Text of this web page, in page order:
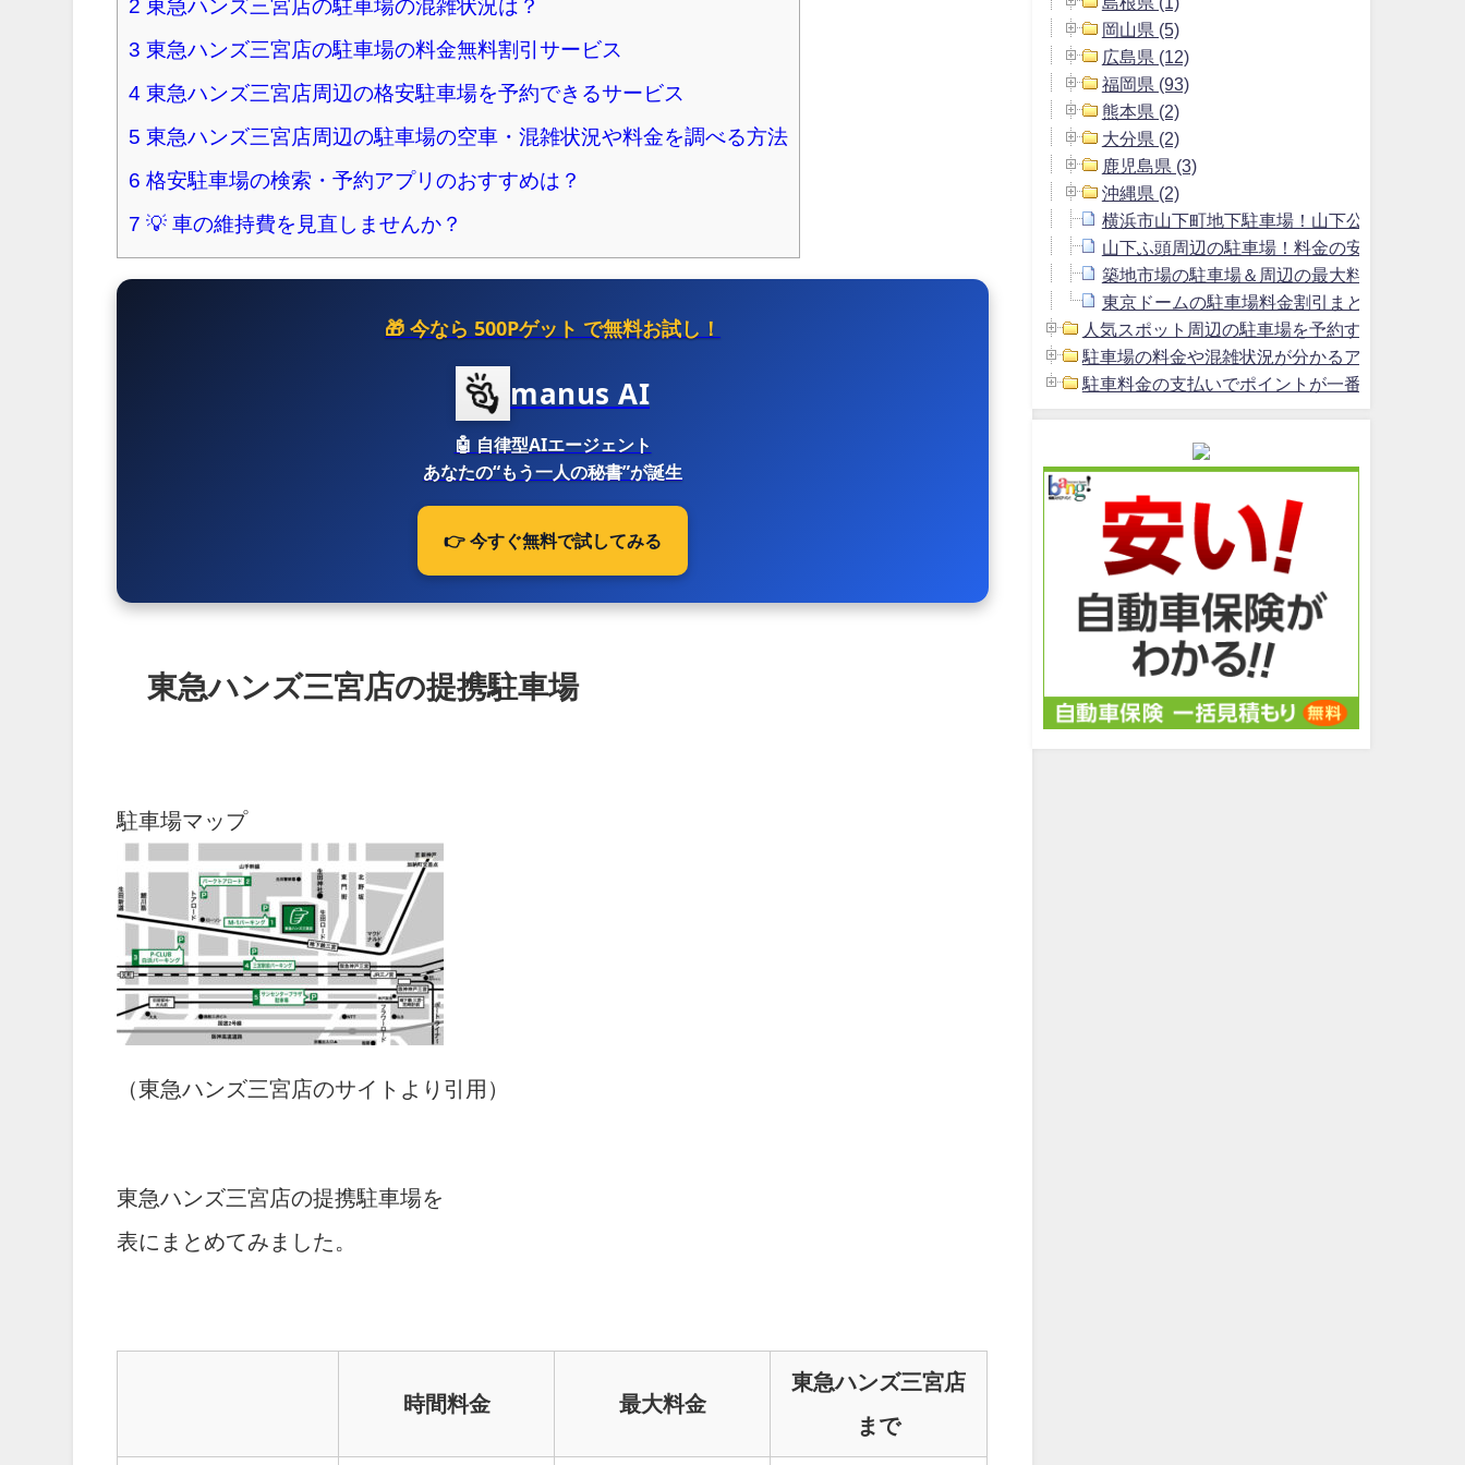
2 東急ハンズ三宮店の駐車場の混雑状況は？
3 東急ハンズ三宮店の駐車場の料金無料割引サービス
4 東急ハンズ三宮店周辺の格安駐車場を予約できるサービス
5 東急ハンズ三宮店周辺の駐車場の空車・混雑状況や料金を調べる方法
6 格安駐車場の検索・予約アプリのおすすめは？
7 💡 車の維持費を見直しませんか？
🎁 今なら 500Pゲット で無料お試し！
manus AI
🤖 自律型AIエージェント
あなたの“もう一人の秘書”が誕生
👉 今すぐ無料で試してみる
東急ハンズ三宮店の提携駐車場
駐車場マップ
（東急ハンズ三宮店のサイトより引用）
東急ハンズ三宮店の提携駐車場を
表にまとめてみました。
時間料金 最大料金
東急ハンズ三宮店
まで
岡山県 (5)
広島県 (12)
福岡県 (93)
熊本県 (2)
大分県 (2)
鹿児島県 (3)
沖縄県 (2)
横浜市山下町地下駐車場！山下公園駐車場よ
山下ふ頭周辺の駐車場！料金の安いおすすめ
築地市場の駐車場＆周辺の最大料金1800円以
東京ドームの駐車場料金割引まとめ＆周辺の
人気スポット周辺の駐車場を予約する方法 (2)
駐車場の料金や混雑状況が分かるアプリ (1)
駐車料金の支払いでポイントが一番貯まるクレ